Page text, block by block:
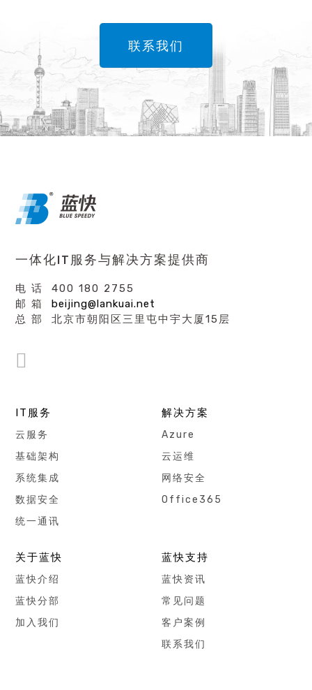
联系我们
一体化IT服务与解决方案提供商
电 话 400 180 2755
邮 箱beijing@lankuai.net
总 部 北京市朝阳区三里屯中宇大厦15层
IT服务
云服务
基础架构
系统集成
数据安全
统一通讯
解决方案
Azure
云运维
网络安全
Office365
关于蓝快
蓝快介绍
蓝快分部
加入我们
蓝快支持
蓝快资讯
常见问题
客户案例
联系我们